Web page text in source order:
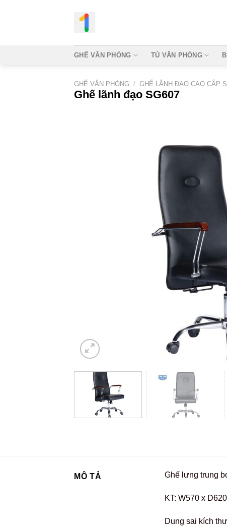
GHẾ VĂN PHÒNG TỦ VĂN PHÒNG
GHẾ VĂN PHÒNG / GHẾ LÃNH ĐẠO CAO CẤP
Ghế lãnh đạo SG607
MÔ TẢ Ghế lưng trung
KT: W570 x
Dung sai kích